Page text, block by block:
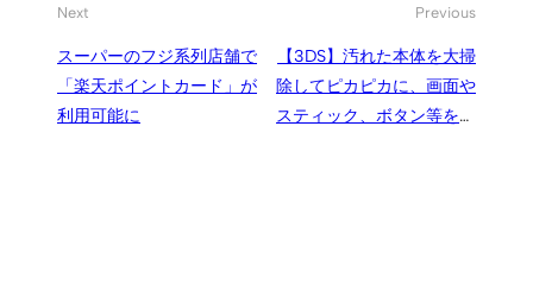
Next
スーパーのフジ系列店舗で
「楽天ポイントカード」が
利用可能に
Previous
【3DS】汚れた本体を大掃
除してピカピカに、画面や
スティック、ボタン等をキ